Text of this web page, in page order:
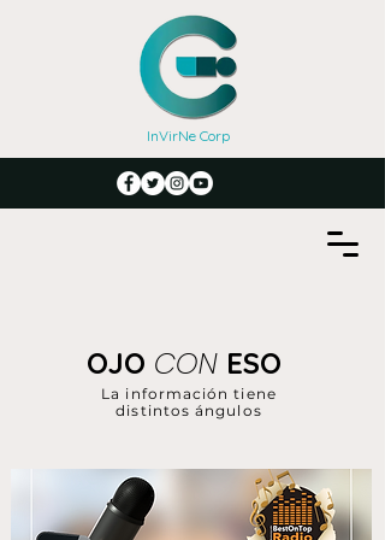
InVirNe Corp
La información tiene
distintos ángulos
OJO CON ESO